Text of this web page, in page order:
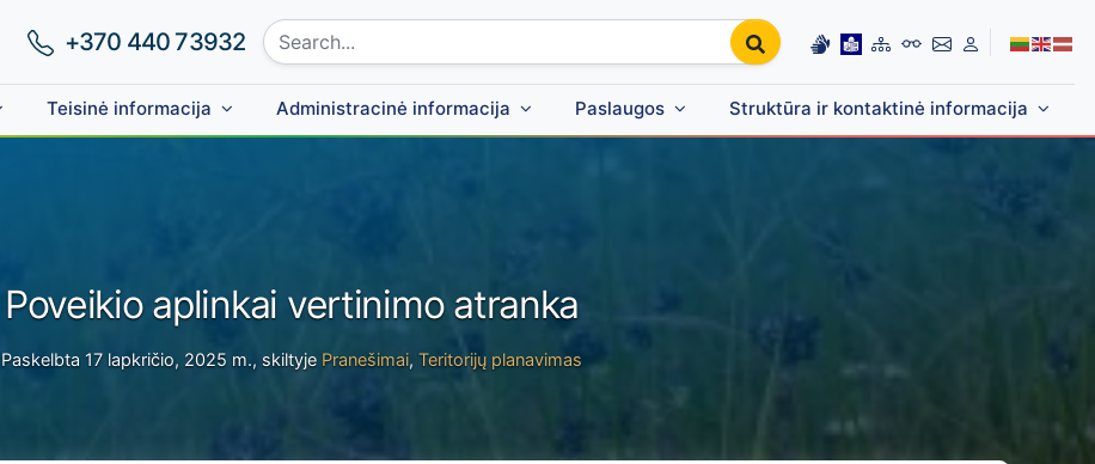
Phone number:
+370 440 73932 Search site:
Teisinė informacija Administracinė informacija Paslaugos Struktūra ir kontaktinė informacija
Poveikio aplinkai vertinimo atranka
Paskelbta 17 lapkričio, 2025 m., skiltyje Pranešimai, Teritorijų planavimas